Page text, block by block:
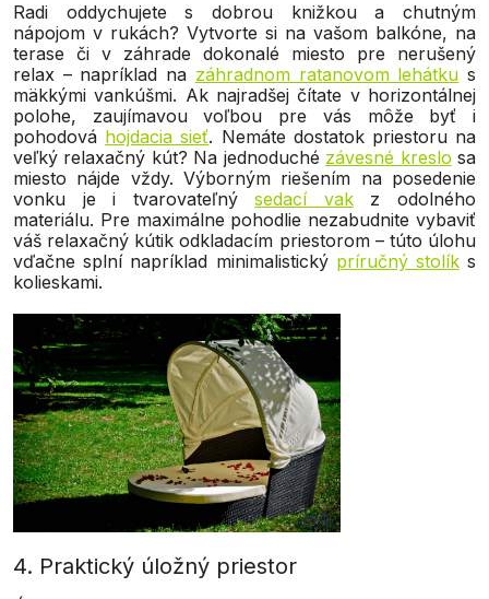
Radi oddychujete s dobrou knižkou a chutným
nápojom v rukách? Vytvorte si na vašom balkóne, na
terase či v záhrade dokonalé miesto pre nerušený
relax – napríklad na záhradnom ratanovom lehátku s
mäkkými vankúšmi. Ak najradšej čítate v horizontálnej
polohe, zaujímavou voľbou pre vás môže byť i
pohodová hojdacia sieť. Nemáte dostatok priestoru na
veľký relaxačný kút? Na jednoduché závesné kreslo sa
miesto nájde vždy. Výborným riešením na posedenie
vonku je i tvarovateľnýsedací vakz odolného
materiálu. Pre maximálne pohodlie nezabudnite vybaviť
váš relaxačný kútik odkladacím priestorom – túto úlohu
vďačne splní napríklad minimalistický príručný stolíks
kolieskami.
4. Praktický úložný priestor